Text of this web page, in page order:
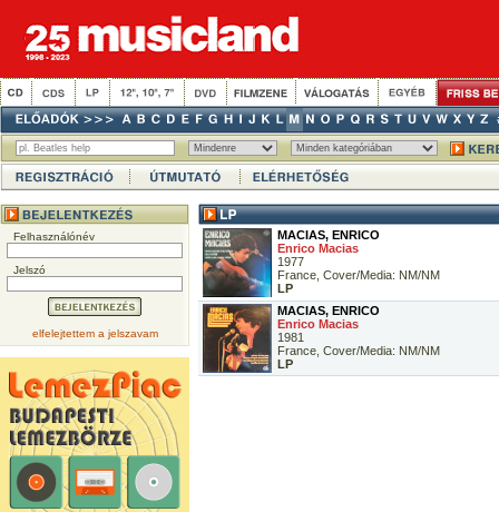
Felhasználónév
Jelszó
elfelejtettem a jelszavam
MACIAS, ENRICO
Enrico Macias
1977
France, Cover/Media: NM/NM
LP
MACIAS, ENRICO
Enrico Macias
1981
France, Cover/Media: NM/NM
LP